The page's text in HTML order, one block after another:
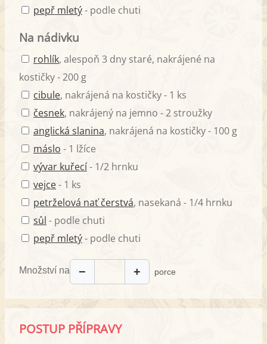
pepř mletý- podle chuti
Na nádivku
rohlík, alespoň 3 dny staré, nakrájené na
kostičky - 200 g
cibule, nakrájená na kostičky - 1 ks
česnek, nakrájený na jemno - 2 stroužky
anglická slanina, nakrájená na kostičky - 100 g
máslo - 1 lžíce
vývar kuřecí- 1/2 hrnku
vejce- 1 ks
petrželová nať čerstvá, nasekaná - 1/4 hrnku
sůl - podle chuti
pepř mletý- podle chuti
Množství na − + porce
POSTUP PŘÍPRAVY